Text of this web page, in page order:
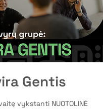
Gentis
vykstanti NUOTOLINĖ